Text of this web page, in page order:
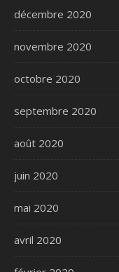
décembre 2020
novembre 2020
octobre 2020
septembre 2020
août 2020
juin 2020
mai 2020
avril 2020